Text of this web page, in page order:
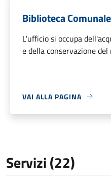
Biblioteca Comunale
L'ufficio si occupa
e della conservazione
VAI ALLA PAGINA
Servizi (22)